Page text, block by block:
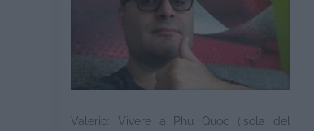
Valerio: Vivere a Phu Quoc (isola del